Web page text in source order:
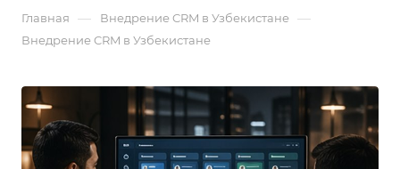
Главная — Внедрение CRM в Узбекистане —
Внедрение CRM в Узбекистане